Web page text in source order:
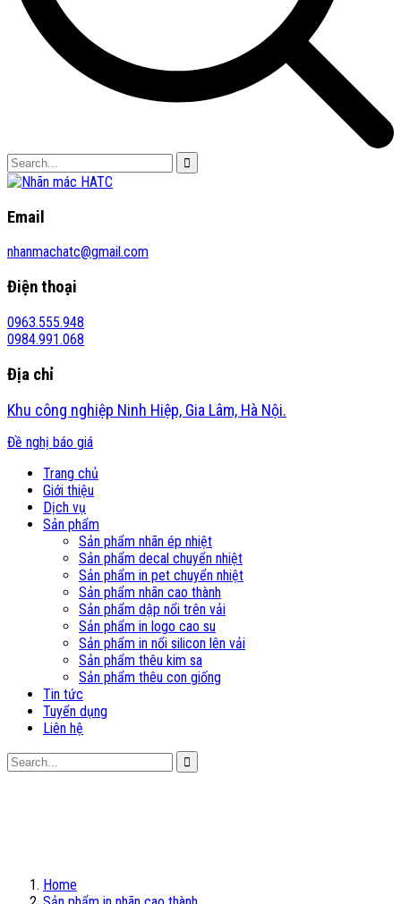
Email
nhanmachatc@gmail.com
Điện thoại
0963.555.948
0984.991.068
Địa chỉ
Khu công nghiệp Ninh Hiệp, Gia Lâm, Hà Nội.
Đề nghị báo giá
Trang chủ
Giới thiệu
Dịch vụ
Sản phẩm
Sản phẩm nhãn ép nhiệt
Sản phẩm decal chuyển nhiệt
Sản phẩm in pet chuyển nhiệt
Sản phẩm nhãn cao thành
Sản phẩm dập nổi trên vải
Sản phẩm in logo cao su
Sản phẩm in nổi silicon lên vải
Sản phẩm thêu kim sa
Sản phẩm thêu con giống
Tin tức
Tuyển dụng
Liên hệ
Home